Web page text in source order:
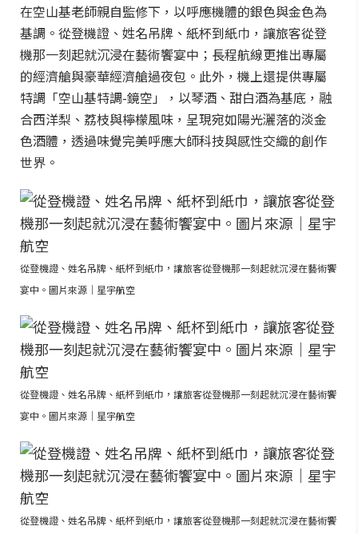
在空山基老師親自監修下，以呼應機體的銀色與金色為
基調。從登機證、姓名吊牌、紙杯到紙巾，讓旅客從登
機那一刻起就沉浸在藝術饗宴中；長程航線更推出專屬
的經濟艙與豪華經濟艙過夜包。此外，機上還提供專屬
特調「空山基特調-鏡空」，以琴酒、甜白酒為基底，融
合西洋梨、荔枝與檸檬風味，呈現宛如陽光灑落的淡金
色酒體，透過味覺完美呼應大師科技與感性交織的創作
世界。
從登機證、姓名吊牌、紙杯到紙巾，讓旅客從登機那一刻起就沉浸在藝術饗
宴中。圖片來源｜星宇航空
從登機證、姓名吊牌、紙杯到紙巾，讓旅客從登機那一刻起就沉浸在藝術饗
宴中。圖片來源｜星宇航空
從登機證、姓名吊牌、紙杯到紙巾，讓旅客從登機那一刻起就沉浸在藝術饗